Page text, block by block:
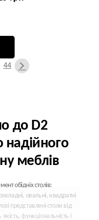
44
до D2
меблів
обідніх столів:
овальні, квадратні
представлені столи від
функціональність і